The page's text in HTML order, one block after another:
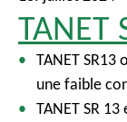
TANET
TANET
une faible
TANET SR